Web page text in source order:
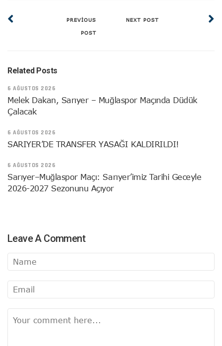
PREVIOUS
POST
NEXT POST
Related Posts
6 AĞUSTOS 2026
Melek Dakan, Sarıyer – Muğlaspor Maçında Düdük
Çalacak
6 AĞUSTOS 2026
SARIYER’DE TRANSFER YASAĞI KALDIRILDI!
6 AĞUSTOS 2026
Sarıyer–Muğlaspor Maçı: Sarıyer’imiz Tarihi Geceyle
2026-2027 Sezonunu Açıyor
Leave A Comment